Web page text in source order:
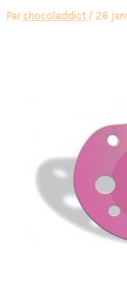
Par chocoladdict / 26